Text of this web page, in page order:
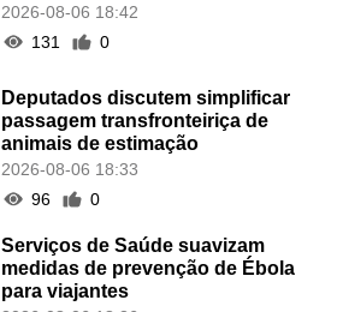
2026-08-06 18:42
131
0
Deputados discutem simplificar
passagem transfronteiriça de
animais de estimação
2026-08-06 18:33
96
0
Serviços de Saúde suavizam
medidas de prevenção de Ébola
para viajantes